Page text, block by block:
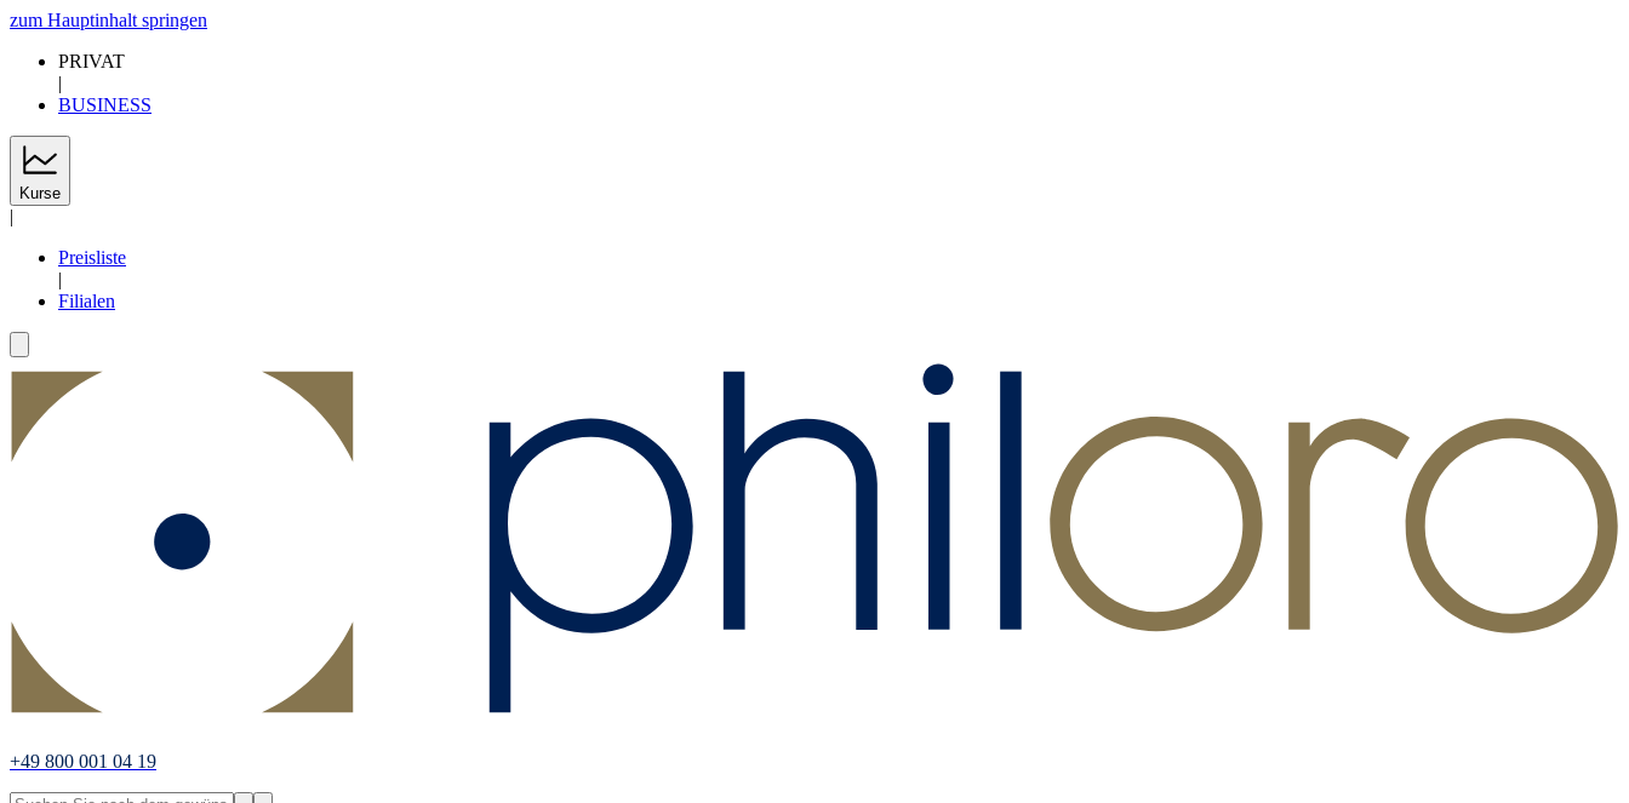
zum Hauptinhalt springen
PRIVAT
|
BUSINESS
Kurse
|
Preisliste
|
Filialen
+49 800 001 04 19